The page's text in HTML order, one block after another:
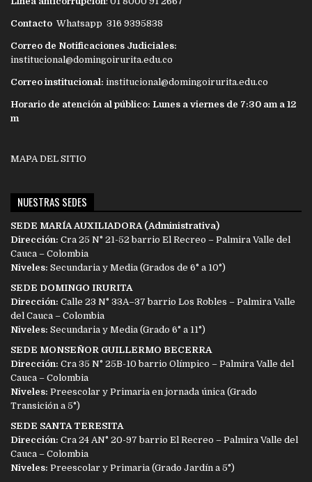
Contacto Whatsapp 316 9395838
Correo de Notificaciones Judiciales:
institucional@domingoirurita.edu.co
Correo institucional: institucional@domingoirurita.edu.co
Horario de atención al público: Lunes a viernes de 7:30 am a 12
m
MAPA DEL SITIO
NUESTRAS SEDES
SEDE MARÍA AUXILIADORA (Administrativa)
Dirección: Cra 25 N° 21-52 barrio El Recreo – Palmira Valle del
Cauca – Colombia
Niveles: Secundaria y Media (Grados de 6° a 10°)
SEDE DOMINGO IRURITA
Dirección: Calle 23 N° 33A–37 barrio Los Robles – Palmira Valle
del Cauca – Colombia
Niveles: Secundaria y Media (Grado 6° a 11°)
SEDE MONSEÑOR GUILLERMO BECERRA
Dirección: Cra 35 N° 25B-10 barrio Olímpico – Palmira Valle del
Cauca – Colombia
Niveles: Preescolar y Primaria en jornada única (Grado
Transición a 5°)
SEDE SANTA TERESITA
Dirección: Cra 24 AN° 20-97 barrio El Recreo – Palmira Valle del
Cauca – Colombia
Niveles: Preescolar y Primaria (Grado Jardín a 5°)